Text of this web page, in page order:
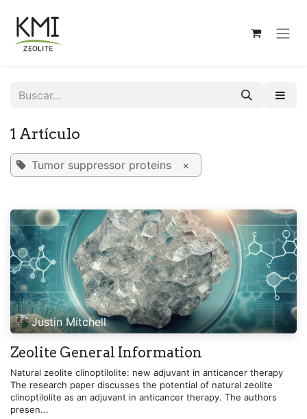
1 Artículo
Tumor suppressor proteins ×
Justin Mitchell
Zeolite General Information
Natural zeolite clinoptilolite: new adjuvant in anticancer therapy
The research paper discusses the potential of natural zeolite
clinoptilolite as an adjuvant in anticancer therapy. The authors
presen...